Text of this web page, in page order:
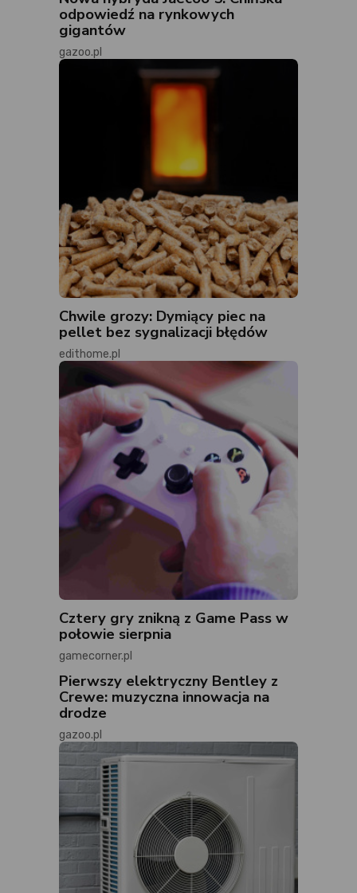
odpowiedź na rynkowych
gigantów
gazoo.pl
Chwile grozy: Dymiący piec na
pellet bez sygnalizacji błędów
edithome.pl
Cztery gry znikną z Game Pass w
połowie sierpnia
gamecorner.pl
Pierwszy elektryczny Bentley z
Crewe: muzyczna innowacja na
drodze
gazoo.pl